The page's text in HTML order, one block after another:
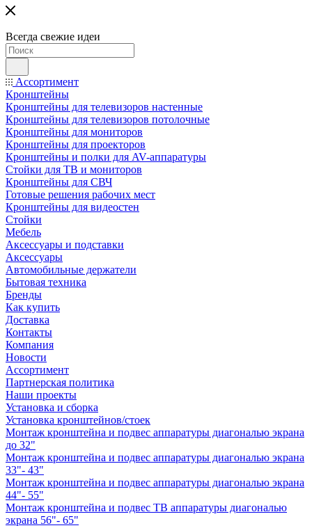
Всегда свежие идеи
Ассортимент
Кронштейны
Кронштейны для телевизоров настенные
Кронштейны для телевизоров потолочные
Кронштейны для мониторов
Кронштейны для проекторов
Кронштейны и полки для AV-аппаратуры
Стойки для ТВ и мониторов
Кронштейны для СВЧ
Готовые решения рабочих мест
Кронштейны для видеостен
Стойки
Мебель
Аксессуары и подставки
Аксессуары
Автомобильные держатели
Бытовая техника
Бренды
Как купить
Доставка
Контакты
Компания
Новости
Ассортимент
Партнерская политика
Наши проекты
Установка и сборка
Установка кронштейнов/стоек
Монтаж кронштейна и подвес аппаратуры диагональю экрана
до 32"
Монтаж кронштейна и подвес аппаратуры диагональю экрана
33"- 43"
Монтаж кронштейна и подвес аппаратуры диагональю экрана
44"- 55"
Монтаж кронштейна и подвес ТВ аппаратуры диагональю
экрана 56"- 65"